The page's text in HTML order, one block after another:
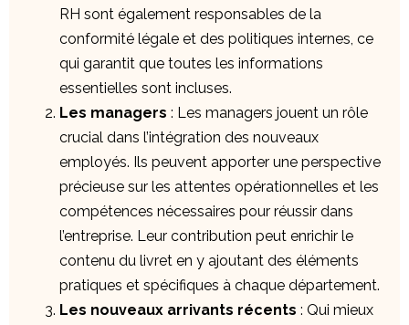
RH sont également responsables de la
conformité légale et des politiques internes, ce
qui garantit que toutes les informations
essentielles sont incluses.
Les managers : Les managers jouent un rôle
crucial dans l’intégration des nouveaux
employés. Ils peuvent apporter une perspective
précieuse sur les attentes opérationnelles et les
compétences nécessaires pour réussir dans
l’entreprise. Leur contribution peut enrichir le
contenu du livret en y ajoutant des éléments
pratiques et spécifiques à chaque département.
Les nouveaux arrivants récents : Qui mieux